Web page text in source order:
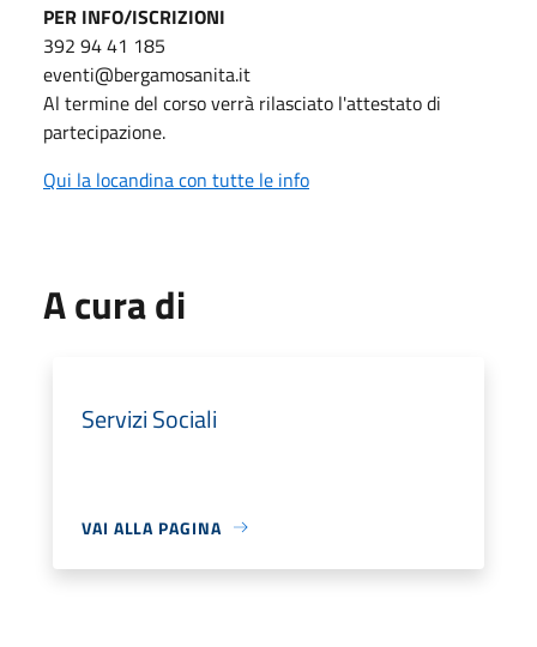
PER INFO/ISCRIZIONI
392 94 41 185
eventi@bergamosanita.it
Al termine del corso verrà rilasciato l'attestato di
partecipazione.
Qui la locandina con tutte le info
A cura di
Servizi Sociali
VAI ALLA PAGINA